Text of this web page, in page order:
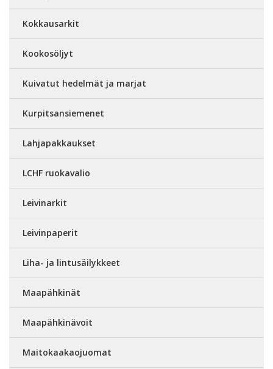
Kokkausarkit
Kookosöljyt
Kuivatut hedelmät ja marjat
Kurpitsansiemenet
Lahjapakkaukset
LCHF ruokavalio
Leivinarkit
Leivinpaperit
Liha- ja lintusäilykkeet
Maapähkinät
Maapähkinävoit
Maitokaakaojuomat